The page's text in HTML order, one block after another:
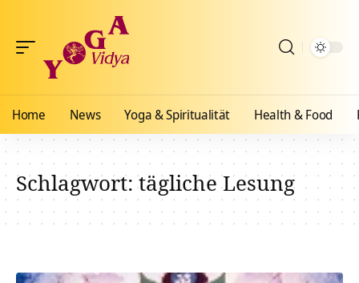
Home News Yoga & Spiritualität Health & Food
Schlagwort:tägliche Lesung